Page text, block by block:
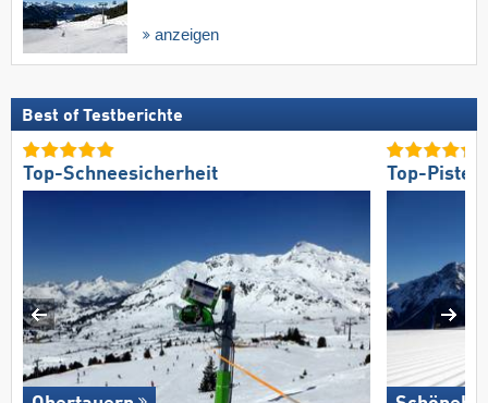
anzeigen
Best of Testberichte
Top-Schneesicherheit Top-